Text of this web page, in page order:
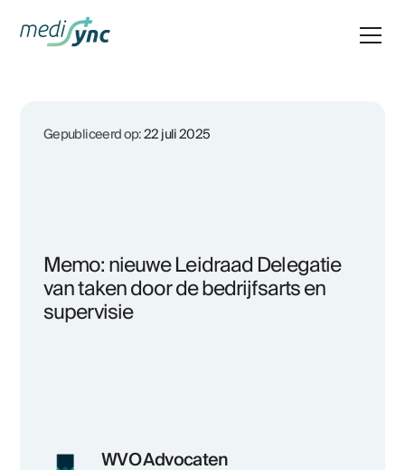
Gepubliceerd op:22 juli 2025
Memo: nieuwe Leidraad Delegatie
van taken door de bedrijfsarts en
supervisie
WVO Advocaten